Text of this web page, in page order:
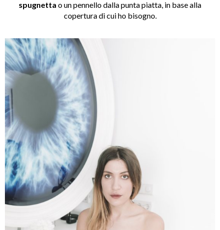
spugnetta o un pennello dalla punta piatta, in base alla
copertura di cui ho bisogno.